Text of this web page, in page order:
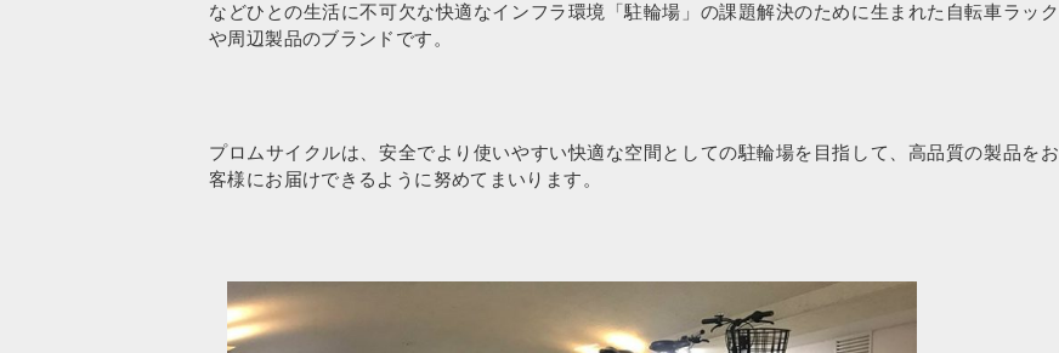
などひとの生活に不可欠な快適なインフラ環境「駐輪場」の課題解決のために生まれた自転車ラック
や周辺製品のブランドです。
プロムサイクルは、安全でより使いやすい快適な空間としての駐輪場を目指して、高品質の製品をお
客様にお届けできるように努めてまいります。